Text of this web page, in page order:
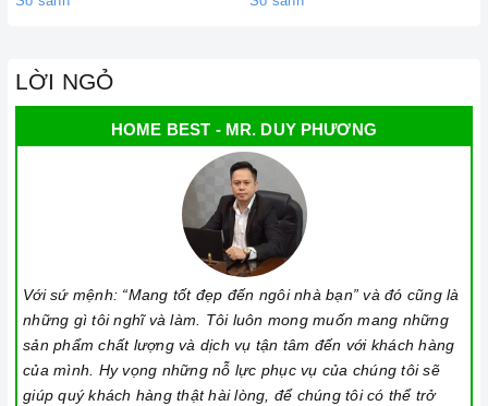
Đến với Home Best, chúng tôi tự hào cung cấp đến khách hàng
đa dạng các dòng máy hút khói Teka nổi tiếng, cam kết về chất
lượng và nguồn gốc sản phẩm chính hãng. Chúng tôi tự tin
mang đến cho quý khách hàng dịch vụ chăm sóc khách hàng
tận tâm và chính sách bảo hành, hậu mãi chuyên nghiệp nhất.
Xem thêm tại đây: Home Best Care - Trung tâm bảo trì, sửa
chữa thiết bị nhà bếp cao cấp
THÔNG SỐ KỸ THUẬT
LỜI NGỎ
HOME BEST - MR. DUY PHƯƠNG
Với sứ mệnh: “Mang tốt đẹp đến ngôi nhà bạn” và đó cũng là
những gì tôi nghĩ và làm. Tôi luôn mong muốn mang những
sản phẩm chất lượng và dịch vụ tận tâm đến với khách hàng
của mình. Hy vọng những nỗ lực phục vụ của chúng tôi sẽ
giúp quý khách hàng thật hài lòng, để chúng tôi có thể trở